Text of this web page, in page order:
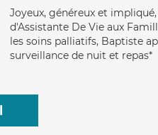
Joyeux, généreux et
d'Assistante De Vie aux
les soins palliatifs, Baptiste
surveillance de nuit et repas*